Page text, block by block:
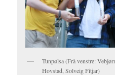
Tunpølsa (Frå venstre:
Hovstad, Solveig Fitjar)